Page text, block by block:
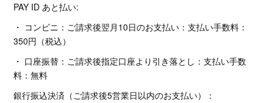
PAY ID あと払い:
・ コンビニ：ご請求後翌月10日のお支払い：支払い手数料：
350円（税込）
・ 口座振替：ご請求後指定口座より引き落とし：支払い手数
料：無料
銀行振込決済（ご請求後5営業日以内のお支払い）：